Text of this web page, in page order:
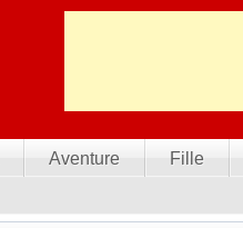
Aventure Fille